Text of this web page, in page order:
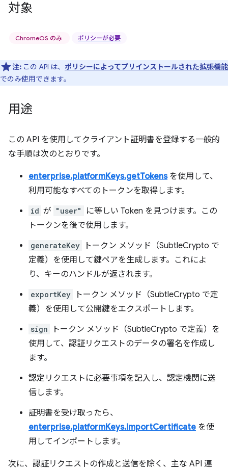
対象
ChromeOS のみ ポリシーが必要
注: この API は、 ポリシーによってプリインストールされた拡張機能
でのみ使用できます。
用途
この API を使用してクライアント証明書を登録する一般的
な手順は次のとおりです。
enterprise.platformKeys.getTokensを使用して、
利用可能なすべてのトークンを取得します。
id が "user"
に等しい Token を見つけます。この
トークンを後で使用します。
generateKey
トークン メソッド（SubtleCrypto で
定義）を使用して鍵ペアを生成します。これによ
り、キーのハンドルが返されます。
exportKey
トークン メソッド（SubtleCrypto で定
義）を使用して公開鍵をエクスポートします。
sign
トークン メソッド（SubtleCrypto で定義）を
使用して、認証リクエストのデータの署名を作成し
ます。
認定リクエストに必要事項を記入し、認定機関に送
信します。
証明書を受け取ったら、
enterprise.platformKeys.importCertificate を使
用してインポートします。
次に、認証リクエストの作成と送信を除く、主な API 連